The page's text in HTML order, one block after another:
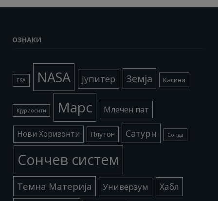
ОЗНАКИ
ESA NASA Јупитер Земја Касини
Кјуриосити Марс Млечен пат
Нови Хоризонти Плутон Сатурн Сонда
Сончев систем
Темна Материја Универзум Хабл